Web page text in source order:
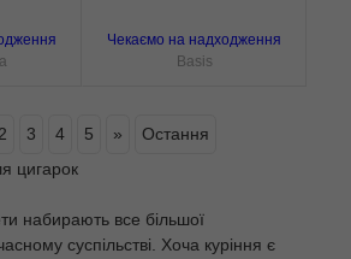
Чекаємо на надходження
Basis
3 4 5 »
Остання
цигарок
набирають все більшої
суспільстві. Хоча куріння є